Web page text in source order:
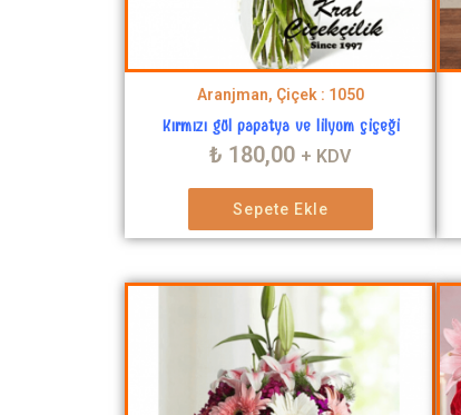
Aranjman, Çiçek : 1050
Kırmızı gül papatya ve lilyum çiçeği
₺ 180,00 + KDV
Sepete Ekle